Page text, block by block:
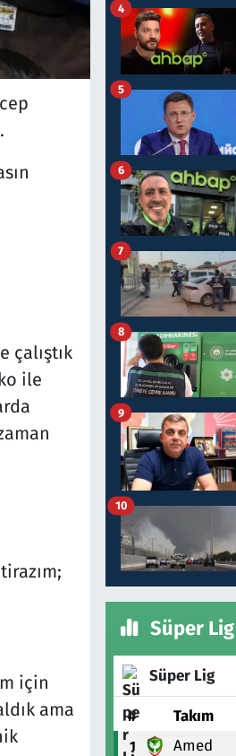
çalıştık
ile
için
ama
4
5
6
7
8
9
10
Süper
Süper Lig
# Takım
1 Amed